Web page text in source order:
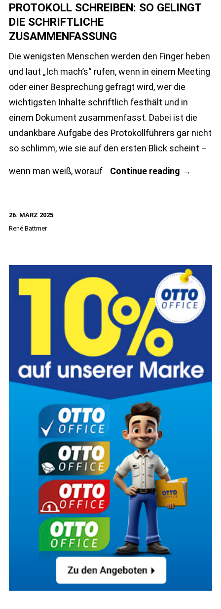
PROTOKOLL SCHREIBEN: SO GELINGT
DIE SCHRIFTLICHE
ZUSAMMENFASSUNG
Die wenigsten Menschen werden den Finger heben
und laut „Ich mach’s“ rufen, wenn in einem Meeting
oder einer Besprechung gefragt wird, wer die
wichtigsten Inhalte schriftlich festhält und in
einem Dokument zusammenfasst. Dabei ist die
undankbare Aufgabe des Protokollführers gar nicht
so schlimm, wie sie auf den ersten Blick scheint –
wenn man weiß, worauf Continue reading Protokoll
→
26. MÄRZ 2025
René Battmer